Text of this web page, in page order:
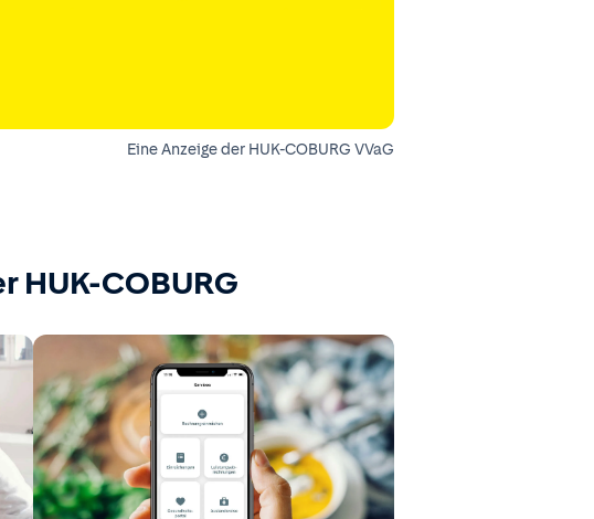
Eine Anzeige der HUK-COBURG VVaG
HUK-COBURG